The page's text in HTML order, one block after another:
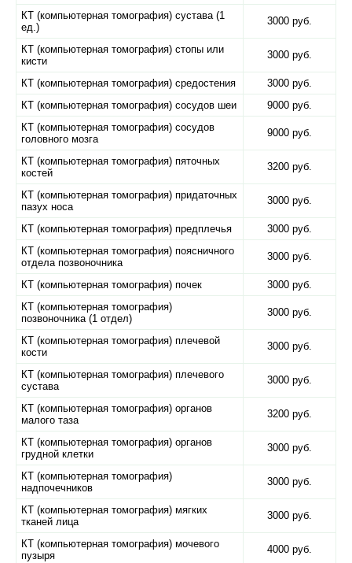
КТ (компьютерная томография) сустава (1
ед.)
3000 руб.
КТ (компьютерная томография) стопы или
кисти
3000 руб.
КТ (компьютерная томография) средостения
3000 руб.
КТ (компьютерная томография) сосудов шеи
9000 руб.
КТ (компьютерная томография) сосудов
головного мозга
9000 руб.
КТ (компьютерная томография) пяточных
костей
3200 руб.
КТ (компьютерная томография) придаточных
пазух носа
3000 руб.
КТ (компьютерная томография) предплечья
3000 руб.
КТ (компьютерная томография) поясничного
отдела позвоночника
3000 руб.
КТ (компьютерная томография) почек
3000 руб.
КТ (компьютерная томография)
позвоночника (1 отдел)
3000 руб.
КТ (компьютерная томография) плечевой
кости
3000 руб.
КТ (компьютерная томография) плечевого
сустава
3000 руб.
КТ (компьютерная томография) органов
малого таза
3200 руб.
КТ (компьютерная томография) органов
грудной клетки
3000 руб.
КТ (компьютерная томография)
надпочечников
3000 руб.
КТ (компьютерная томография) мягких
тканей лица
3000 руб.
КТ (компьютерная томография) мочевого
пузыря
4000 руб.